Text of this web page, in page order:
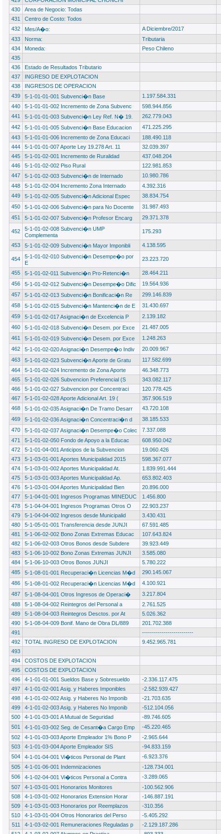
430
Area de Negocio: Todas
431
Centro de Costo: Todos
432
Mes/A�o:
A Diciembre/2017
433
Norma:
Tributaria
434
Moneda:
Peso Chileno
435
436
Estado de Resultados Tributario
437
INGRESO DE EXPLOTACION
438
INGRESOS DE OPERACION
439
5-1-01-01-001 Subvenci�n Base
1.197.584.331
440
5-1-01-01-002 Incremento de Zona Subvenc
598.944.856
441
5-1-01-01-003 Subvenci�n Ley Ref. N� 19.
262.779.043
442
5-1-01-01-005 Subvenci�n Base Educacion
471.225.295
443
5-1-01-01-006 Incremento de Zona Educaci
188.490.118
444
5-1-01-01-007 Aporte Ley 19.278 Art. 11
32.039.397
445
5-1-01-02-001 Incremento de Ruralidad
437.048.204
446
5-1-01-02-002 Piso Rural
122.981.853
447
5-1-01-02-003 Subvenci�n de Internado
10.980.786
448
5-1-01-02-004 Incremento Zona Internado
4.392.316
449
5-1-01-02-005 Subvenci�n Adicional Espec
38.834.754
450
5-1-01-02-006 Subvenci�n para No Docente
31.987.493
451
5-1-01-02-007 Subvenci�n Profesor Encarg 29.371.378
452
5-1-01-02-008 Subvenci�n UMP
Complementa
175.293
453 5-1-01-02-009 Subvenci�n Mayor Imponibli 4.138.595
454
5-1-01-02-010 Subvenci�n Desempe�o por
E
23.223.720
455 5-1-01-02-011 Subvenci�n Pro-Retenci�n
28.464.211
456
5-1-01-02-012 Subvenci�n Desempe�o Dific
19.564.936
457
5-1-01-02-013 Subvenci�n Bonificaci�n Re
299.146.839
458
5-1-01-02-015 Subvenci�n Mantenci�n de E
31.430.697
459
5-1-01-02-017 Asignaci�n de Excelencia P
2.139.182
460
5-1-01-02-018 Subvenci�n Desem. por Exce
21.487.005
461
5-1-01-02-019 Subvenci�n Desem. por Exce
1.248.263
462
5-1-01-02-020 Asignaci�n Desempe�o Indiv
20.009.967
463
5-1-01-02-023 Subvenci�n Aporte de Gratu
117.582.699
464
5-1-01-02-024 Incremento de Zona Aporte
46.348.773
465
5-1-01-02-026 Subvencion Preferencial (S
343.082.117
466
5-1-01-02-027 Subvencion por Concentraci
120.778.425
467
5-1-01-02-028 Aporte Adicional Art. 19 (
357.906.519
468
5-1-01-02-035 Asignaci�n De Tramo Desarr
43.720.108
469
5-1-01-02-036 Asignaci�n Concentraci�n d
38.185.533
470
5-1-01-02-037 Asignaci�n Desempe�o Colec
7.337.088
471
5-1-01-02-050 Fondo de Apoyo a la Educac
608.950.042
472
5-1-01-04-001 Anticipos de la Subvencion
19.060.426
473
5-1-03-01-001 Aportes Municipalidad 2015
598.367.077
474
5-1-03-01-002 Aportes Municipalidad At.
1.839.991.444
475
5-1-03-01-003 Aportes Municipalidad Ap.
653.802.403
476
5-1-03-01-004 Aportes Municipalidad Bien
20.896.000
477
5-1-04-01-001 Ingresos Programas MINEDUC
1.456.800
478
5-1-04-04-001 Ingresos Programas Otros O
22.903.237
479
5-1-04-04-002 Ingresos desde Municipalid
3.430.431
480
5-1-05-01-001 Transferencia desde JUNJI
67.591.485
481
5-1-06-02-002 Bono Zonas Extremas Educac
107.643.824
482
5-1-06-02-003 Otros Bonos desde Subdere
39.923.449
483
5-1-06-10-002 Bono Zonas Extremas JUNJI
3.585.080
484
5-1-06-10-003 Otros Bonos JUNJI
5.780.222
485
5-1-08-01-001 Recuperaci�n Licencias M�d
290.145.067
486
5-1-08-01-002 Recuperaci�n Licencias M�d
4.100.921
487
5-1-08-04-001 Otros Ingresos de Operaci�
3.217.804
488
5-1-08-04-002 Reintegros del Personal a
2.761.525
489
5-1-08-04-003 Reintegros Desctos. por At
5.026.362
490
5-1-08-04-009 Bonif. Mano de Obra DL/889
201.702.388
491
--------------------------
492
TOTAL INGRESO DE EXPLOTACION
9.452.965.781
493
494
COSTOS DE EXPLOTACION
495
COSTOS DE EXPLOTACION
496
4-1-01-01-001 Sueldos Base y Sobresueldo
-2.336.117.475
497
4-1-01-02-001 Asig. y Haberes Imponibles
-2.582.939.427
498
4-1-01-02-002 Asig. y Haberes No Imponib
-21.703.635
499
4-1-01-02-003 Asig. y Haberes No Imponib
-512.104.056
500
4-1-01-03-001 A Mutual de Seguridad
-89.746.605
501
4-1-01-03-002 Seg. de Cesant�a Cargo Emp
-45.220.465
502
4-1-01-03-003 Aporte Empleador 1% Bono P
-2.965.644
503
4-1-01-03-004 Aporte Empleador SIS
-94.833.159
504
4-1-01-04-001 Vi�ticos Personal de Plant
-6.923.376
505
4-1-01-06-001 Indemnizaciones
-128.734.001
506
4-1-02-04-001 Vi�ticos Personal a Contra
-3.289.065
507
4-1-03-01-001 Honorarios Monitores
-100.562.906
508
4-1-03-01-002 Honorarios Extension Horar
-146.887.191
509
4-1-03-01-003 Honorarios por Reemplazos
-310.356
510
4-1-03-01-004 Otros Honorarios del Perso
-5.405.292
511
4-1-03-02-001 Remuneraciones Reguladas p
-2.129.187.286